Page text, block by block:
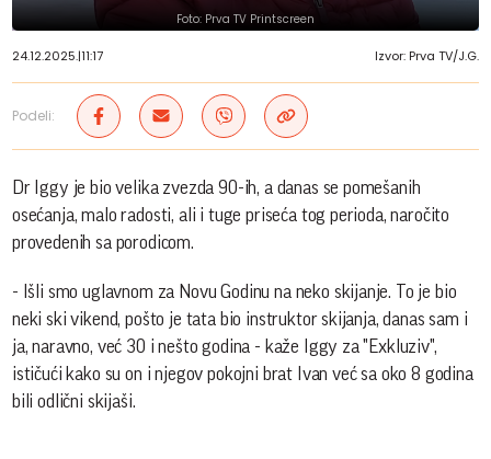
Foto: Prva TV Printscreen
24.12.2025.|11:17 Izvor: Prva TV/J.G.
Podeli:
Dr Iggy je bio velika zvezda 90-ih, a danas se pomešanih
osećanja, malo radosti, ali i tuge priseća tog perioda, naročito
provedenih sa porodicom.
- Išli smo uglavnom za Novu Godinu na neko skijanje. To je bio
neki ski vikend, pošto je tata bio instruktor skijanja, danas sam i
ja, naravno, već 30 i nešto godina - kaže Iggy za "Exkluziv",
ističući kako su on i njegov pokojni brat Ivan već sa oko 8 godina
bili odlični skijaši.